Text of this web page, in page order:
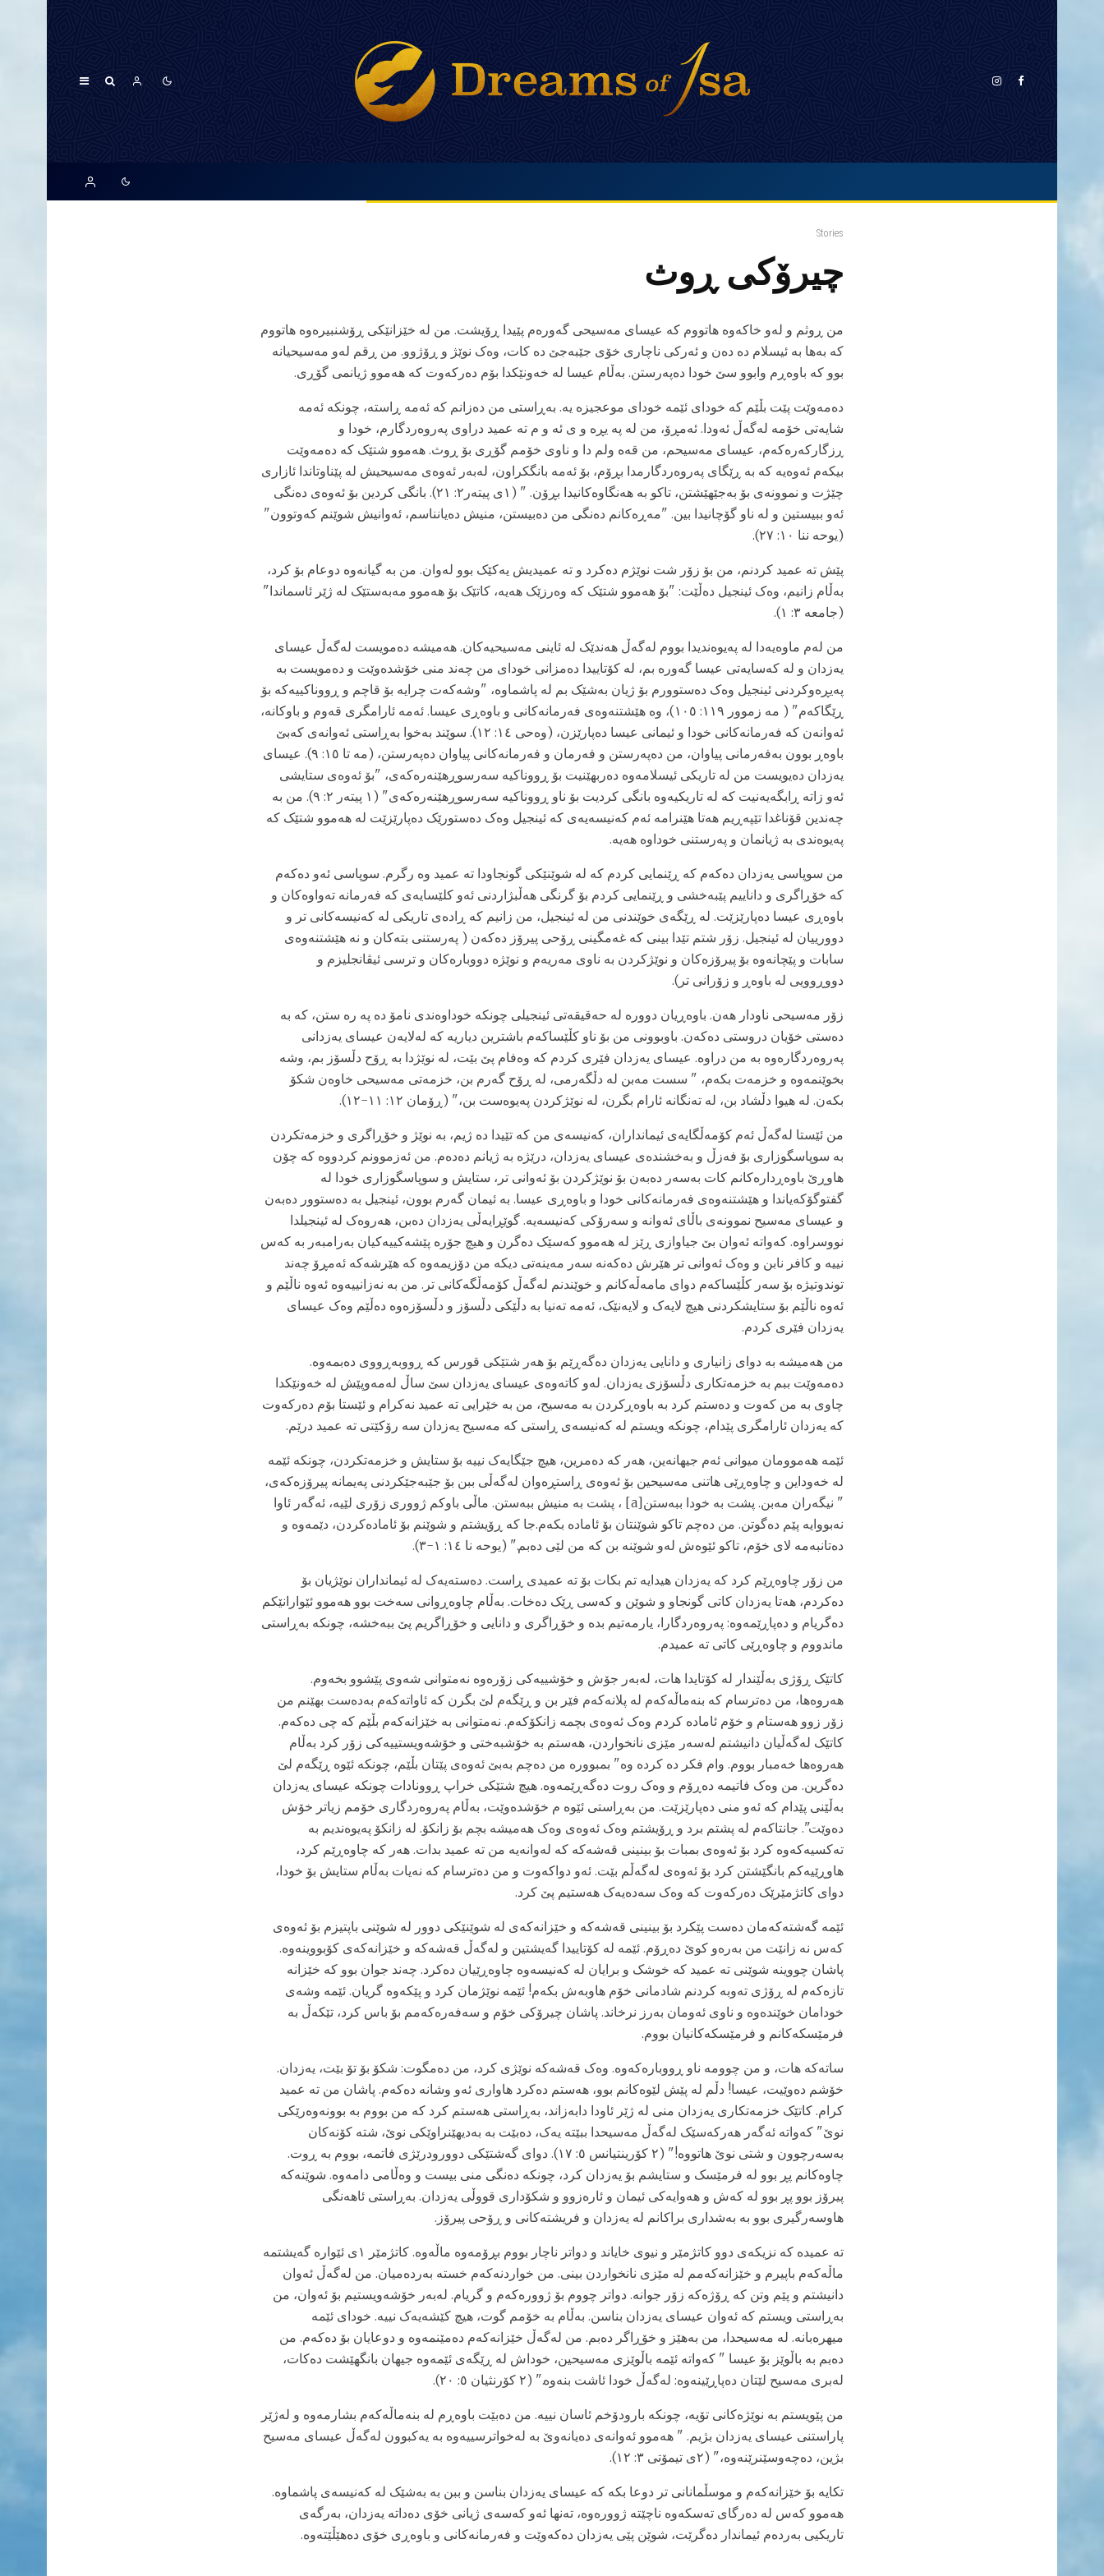
Stories
چیرۆکی ڕوث
من ڕوثم و لەو خاکەوە هاتووم کە عیسای مەسیحی گەورەم پێیدا ڕۆیشت. من لە خێزانێکی ڕۆشنبیرەوە هاتووم
کە بەها بە ئیسلام ده دەن و ئەرکی ناچاری خۆی جێبەجێ ده کات، وەک نوێژ و ڕۆژوو. من ڕقم لەو مەسیحیانە
بوو کە باوەڕم وابوو سێ خودا دەپەرستن. بەڵام عیسا لە خەونێکدا بۆم دەرکەوت کە هەموو ژیانمی گۆڕی.
دەمەوێت پێت بڵێم کە خودای ئێمە خودای موعجیزە یه. بەڕاستی من دەزانم کە ئەمە ڕاستە، چونکە ئەمە
شایەتی خۆمە لەگەڵ ئەودا. ئەمڕۆ، من لە په یڕه و ی ئه و م ته عمید دراوی پەروەردگارم، خودا و
ڕزگارکەرەکەم، عیسای مەسیحم، من قەە ولم دا و ناوی خۆمم گۆڕی بۆ ڕوث. هەموو شتێک کە دەمەوێت
بیکەم ئەوەیە کە به ڕێگای پەروەردگارمدا بڕۆم، بۆ ئەمە بانگکراون، لەبەر ئەوەی مەسیحیش لە پێناوتاندا ئازاری
چێژت و نموونەی بۆ بەجێهێشتن، تاکو بە هەنگاوەکانیدا بڕۆن. " (١ی پیتەر٢: ٢١). بانگی کردین بۆ ئەوەی دەنگی
ئەو ببیستین و لە ناو گۆچانیدا بین. "مەڕەکانم دەنگی من دەبیستن، منیش دەیانناسم، ئەوانیش شوێنم کەوتوون"
(یوحه ننا ١٠: ٢٧).
پێش ته عمید کردنم، من بۆ زۆر شت نوێژم دەکرد و ته عمیدیش یەکێک بوو لەوان. من بە گیانەوە دوعام بۆ کرد،
بەڵام زانیم، وەک ئینجیل دەڵێت: "بۆ هەموو شتێک کە وەرزێک هەیە، کاتێک بۆ هەموو مەبەستێک لە ژێر ئاسماندا"
(جامعه ٣: ١).
من لەم ماوەیەدا لە پەیوەندیدا بووم لەگەڵ هەندێک لە ئاینی مەسیحیەکان. هەمیشە دەمویست لەگەڵ عیسای
یەزدان و لە کەسایەتی عیسا گەورە بم، لە کۆتاییدا دەمزانی خودای من چەند منی خۆشدەوێت و دەمویست بە
پەیڕەوکردنی ئینجیل وەک دەستوورم بۆ ژیان بەشێک بم لە پاشماوە، "وشەکەت چرایە بۆ قاچم و ڕووناکییەکە بۆ
ڕێگاکەم" ( مه زموور ١١٩: ١٠٥)، وە هێشتنەوەی فەرمانەکانی و باوەڕی عیسا. ئەمە ئارامگری قەوم و باوکانە،
ئەوانەن کە فەرمانەکانی خودا و ئیمانی عیسا دەپارێزن، (وەحی ١٤: ١٢). سوێند بەخوا بەڕاستی ئەوانەی کەبێ
باوەڕ بوون بەفەرمانی پیاوان، من دەپەرستن و فەرمان و فەرمانەکانی پیاوان دەپەرستن، (مه تا ١٥: ٩). عیسای
یەزدان دەیویست من لە تاریکی ئیسلامەوە دەربهێنیت بۆ ڕووناکیە سەرسوڕهێنەرەکەی، "بۆ ئەوەی ستایشی
ئەو زاتە ڕابگەیەنیت کە لە تاریکیەوە بانگی کردیت بۆ ناو ڕووناکیە سەرسوڕهێنەرەکەی" (١ پیتەر ٢: ٩). من بە
چەندین قۆناغدا تێپەڕیم هەتا هێنرامە ئەم کەنیسەیەی کە ئینجیل وەک دەستورێک دەپارێزێت لە هەموو شتێک کە
پەیوەندی بە ژیانمان و پەرستنی خوداوە هەیە.
من سوپاسی یەزدان دەکەم کە ڕێنمایی کردم کە لە شوێنێکی گونجاودا ته عمید وه رگرم. سوپاسی ئەو دەکەم
کە خۆڕاگری و داناییم پێبەخشی و ڕێنمایی کردم بۆ گرنگی هەڵبژاردنی ئەو کلێسایەی کە فەرمانە تەواوەکان و
باوەڕی عیسا دەپارێزێت. لە ڕێگەی خوێندنی من لە ئینجیل، من زانیم کە ڕادەی تاریکی لە کەنیسەکانی تر و
دوورییان لە ئینجیل. زۆر شتم تێدا بینی کە غەمگینی ڕۆحی پیرۆز دەکەن ( پەرستنی بتەکان و نە هێشتنەوەی
سابات و پێچانەوە بۆ پیرۆزەکان و نوێژکردن بە ناوی مەریەم و نوێژە دووبارەکان و ترسی ئیڤانجلیزم و
دووڕوویی لە باوەڕ و زۆرانی تر).
زۆر مەسیحی ناودار هەن. باوەڕیان دوورە لە حەقیقەتی ئینجیلی چونکە خوداوەندی نامۆ ده په ره ستن، کە بە
دەستی خۆیان دروستی دەکەن. باوبوونی من بۆ ناو کڵێساکەم باشترین دیاریە کە لەلایەن عیسای یەزدانی
پەروەردگارەوە بە من دراوە. عیسای یەزدان فێری کردم کە وەفام پێ بێت، لە نوێژدا بە ڕۆح دڵسۆز بم، وشە
بخوێنمەوە و خزمەت بکەم، " سست مەبن لە دڵگەرمی، لە ڕۆح گەرم بن، خزمەتی مەسیحی خاوەن شکۆ
بکەن. لە هیوا دڵشاد بن، لە تەنگانە ئارام بگرن، لە نوێژکردن پەیوەست بن،" (ڕۆمان ١٢: ١١-١٢).
من ئێستا لەگەڵ ئەم کۆمەڵگایەی ئیمانداران، کەنیسەی من کە تێیدا ده ژیم، بە نوێژ و خۆڕاگری و خزمەتکردن
بە سوپاسگوزاری بۆ فەزڵ و بەخشندەی عیسای یەزدان، درێژە بە ژیانم دەدەم. من ئەزموونم کردووە کە چۆن
هاوڕێ باوەڕدارەکانم کات بەسەر دەبەن بۆ نوێژکردن بۆ ئەوانی تر، ستایش و سوپاسگوزاری خودا لە
گفتوگۆکەیاندا و هێشتنەوەی فەرمانەکانی خودا و باوەڕی عیسا. بە ئیمان گەرم بوون، ئینجیل بە دەستوور دەبەن
و عیسای مەسیح نموونەی باڵای ئەوانه و سەرۆکی کەنیسەیە. گوێڕایەڵی یەزدان دەبن، هەروەک لە ئینجیلدا
نووسراوە. کەواتە ئەوان بێ جیاوازی ڕێز لە هەموو کەسێک دەگرن و هیچ جۆرە پێشەکییەکیان بەرامبەر بە کەس
نییە و کافر نابن و وەک ئەوانی تر هێرش دەکەنە سەر مەینەتی دیکە من دۆزیمەوە کە هێرشەکە ئەمڕۆ چەند
توندوتیژە بۆ سەر کڵێساکەم دوای مامەڵەکانم و خوێندنم لەگەڵ کۆمەڵگەکانی تر. من بە نەزانییەوە ئەوە ناڵێم و
ئەوە ناڵێم بۆ ستایشکردنی هیچ لایەک و لایەنێک، ئەمە تەنیا بە دڵێکی دڵسۆز و دڵسۆزەوە دەڵێم وەک عیسای
یەزدان فێری کردم.
من هەمیشە بە دوای زانیاری و دانایی یەزدان دەگەڕێم بۆ هەر شتێکی قورس کە ڕووبەڕووی دەبمەوە.
دەمەوێت ببم بە خزمەتکاری دڵسۆزی یەزدان. لەو کاتەوەی عیسای یەزدان سێ ساڵ لەمەوپێش لە خەونێکدا
چاوی بە من کەوت و دەستم کرد بە باوەڕکردن بە مەسیح، من بە خێرایی ته عمید نەکرام و ئێستا بۆم دەرکەوت
کە یەزدان ئارامگری پێدام، چونکە ویستم لە کەنیسەی ڕاستی کە مەسیح یەزدان سه رۆکێتی ته عمید درێم.
ئێمە هەموومان میوانی ئەم جیهانەین، هەر کە دەمرین، هیچ جێگایەک نییە بۆ ستایش و خزمەتکردن، چونکە ئێمە
لە خەوداین و چاوەڕێی هاتنی مەسیحین بۆ ئەوەی ڕاستڕەوان لەگەڵی ببن بۆ جێبەجێکردنی پەیمانە پیرۆزەکەی،
" نیگەران مەبن. پشت بە خودا ببەستن[a] ، پشت بە منیش ببەستن. ماڵی باوکم ژووری زۆری لێیە، ئەگەر ئاوا
نەبووایە پێم دەگوتن. من دەچم تاکو شوێنتان بۆ ئامادە بکەم.جا کە ڕۆیشتم و شوێنم بۆ ئامادەکردن، دێمەوە و
دەتانبەمە لای خۆم، تاکو ئێوەش لەو شوێنە بن کە من لێی دەبم." (یوحه نا ١٤: ١-٣).
من زۆر چاوەڕێم کرد کە یەزدان هیدایه تم بکات بۆ ته عمیدی ڕاست. دەستەیەک لە ئیمانداران نوێژیان بۆ
دەکردم، هەتا یەزدان کاتی گونجاو و شوێن و کەسی ڕێک دەخات. بەڵام چاوەڕوانی سەخت بوو هەموو ئێوارانێکم
دەگریام و دەپاڕێمەوە: پەروەردگارا، یارمەتیم بدە و خۆڕاگری و دانایی و خۆڕاگریم پێ ببەخشە، چونکە بەڕاستی
ماندووم و چاوەڕێی کاتی ته عمیدم.
کاتێک ڕۆژی بەڵێندار لە کۆتایدا هات، لەبەر جۆش و خۆشییەکی زۆرەوە نەمتوانی شەوی پێشوو بخەوم.
هەروەها، من دەترسام کە بنەماڵەکەم لە پلانەکەم فێر بن و ڕێگەم لێ بگرن کە ئاواتەکەم بەدەست بهێنم من
زۆر زوو هەستام و خۆم ئامادە کردم وەک ئەوەی بچمە زانکۆکەم. نەمتوانی بە خێزانەکەم بڵێم کە چی دەکەم.
کاتێک لەگەڵیان دانیشتم لەسەر مێزی نانخواردن، هەستم بە خۆشبەختی و خۆشەویستییەکی زۆر کرد بەڵام
هەروەها خەمبار بووم. وام فکر ده کرده وه" بمبوورە من دەچم بەبێ ئەوەی پێتان بڵێم، چونکە ئێوه ڕێگەم لێ
دەگرین. من وەک فاتیمە دەڕۆم و وەک روت دەگەڕێمەوە. هیچ شتێکی خراپ ڕوونادات چونکە عیسای یەزدان
بەڵێنی پێدام کە ئەو منی دەپارێزێت. من بەڕاستی ئێوه م خۆشدەوێت، بەڵام پەروەردگاری خۆمم زیاتر خۆش
دەوێت". جانتاکەم لە پشتم برد و ڕۆیشتم وەک ئەوەی وەک هەمیشە بچم بۆ زانکۆ. لە زانکۆ پەیوەندیم بە
تەکسیەکەوە کرد بۆ ئەوەی بمبات بۆ بینینی قەشەکە کە لەوانەیە من ته عمید بدات. هەر کە چاوەڕێم کرد،
هاوڕێیەکم بانگێشتن کرد بۆ ئەوەی لەگەڵم بێت. ئەو دواکەوت و من دەترسام کە نەیات بەڵام ستایش بۆ خودا،
دوای کاتژمێرێک دەرکەوت کە وەک سەدەیەک هەستیم پێ کرد.
ئێمە گەشتەکەمان دەست پێکرد بۆ بینینی قەشەکە و خێزانەکەی لە شوێنێکی دوور لە شوێنی باپتیزم بۆ ئەوەی
کەس نه زانێت من بەرەو کوێ دەڕۆم. ئێمە لە کۆتاییدا گەیشتین و لەگەڵ قەشەکە و خێزانەکەی کۆبووینەوە.
پاشان چووینە شوێنی ته عمید کە خوشک و برایان لە کەنیسەوە چاوەڕێیان دەکرد. چەند جوان بوو کە خێزانە
تازەکەم لە ڕۆژی تەوبە کردنم شادمانی خۆم هاوبەش بکەم! ئێمە نوێژمان کرد و پێکەوە گریان. ئێمە وشەی
خودامان خوێندەوە و ناوی ئەومان بەرز نرخاند. پاشان چیرۆکی خۆم و سەفەرەکەمم بۆ باس کرد، تێکەڵ بە
فرمێسکەکانم و فرمێسکەکانیان بووم.
ساتەکە هات، و من چوومە ناو ڕووبارەکەوە. وەک قەشەکە نوێژی کرد، من دەمگوت: شکۆ بۆ تۆ بێت، یەزدان.
خۆشم دەوێیت، عیسا! دڵم لە پێش لێوەکانم بوو، هەستم دەکرد هاواری ئەو وشانە دەکەم. پاشان من ته عمید
کرام. کاتێک خزمەتکاری یەزدان منی لە ژێر ئاودا دابەزاند، بەڕاستی هەستم کرد کە من بووم بە بوونەوەرێکی
نوێ" کەواتە ئەگەر هەرکەسێک لەگەڵ مەسیحدا ببێتە یەک، دەبێت بە بەدیهێنراوێکی نوێ، شتە کۆنەکان
بەسەرچوون و شتی نوێ هاتووە!" (٢ کۆرینتیانس ٥: ١٧). دوای گەشتێکی دوورودرێژی فاتمە، بووم بە ڕوت.
چاوەکانم پڕ بوو لە فرمێسک و ستایشم بۆ یەزدان کرد، چونکە دەنگی منی بیست و وەڵامی دامەوە. شوێنەکە
پیرۆز بوو پڕ بوو لە کەش و هەوایەکی ئیمان و ئارەزوو و شکۆداری قووڵی یەزدان. بەڕاستی ئاهەنگی
هاوسەرگیری بوو بە بەشداری براکانم لە یەزدان و فریشتەکانی و ڕۆحی پیرۆز.
ته عمیده که نزیکەی دوو کاتژمێر و نیوی خایاند و دواتر ناچار بووم بڕۆمەوە ماڵەوە. کاتژمێر ١ی ئێوارە گەیشتمە
ماڵەکەم باپیرم و خێزانەکەمم لە مێزی نانخواردن بینی. من خواردنەکەم خستە بەردەمیان. من لەگەڵ ئەوان
دانیشتم و پێم وتن کە ڕۆژەکە زۆر جوانە. دواتر چووم بۆ ژوورەکەم و گریام. لەبەر خۆشەویستیم بۆ ئەوان، من
بەڕاستی ویستم کە ئەوان عیسای یەزدان بناسن. بەڵام بە خۆمم گوت، هیچ کێشەیەک نییە. خودای ئێمە
میهرەبانە. لە مەسیحدا، من بەهێز و خۆڕاگر دەبم. من لەگەڵ خێزانەکەم دەمێنمەوە و دوعایان بۆ دەکەم. من
دەبم بە باڵوێز بۆ عیسا " کەواتە ئێمە باڵوێزی مەسیحین، خوداش لە ڕێگەی ئێمەوە جیهان بانگهێشت دەکات،
لەبری مەسیح لێتان دەپاڕێینەوە: لەگەڵ خودا ئاشت بنەوە." (٢ کۆرنثیان ٥: ٢٠).
من پێویستم بە نوێژەکانی تۆیە، چونکە بارودۆخم ئاسان نییە. من دەبێت باوەڕم لە بنەماڵەکەم بشارمەوە و لەژێر
پاراستنی عیسای یەزدان بژیم. " هەموو ئەوانەی دەیانەوێ بە لەخواترسییەوە بە یەکبوون لەگەڵ عیسای مەسیح
بژین، دەچەوسێنرێنەوە،" (٢ی تیمۆتی ٣: ١٢).
تکایە بۆ خێزانەکەم و موسڵمانانی تر دوعا بکە کە عیسای یەزدان بناسن و ببن بە بەشێک لە کەنیسەی پاشماوە.
هەموو کەس لە دەرگای تەسکەوە ناچێتە ژوورەوە، تەنها ئەو کەسەی ژیانی خۆی دەداتە یەزدان، بەرگەی
تاریکیی بەردەم ئیماندار دەگرێت، شوێن پێی یەزدان دەکەوێت و فەرمانەکانی و باوەڕی خۆی دەهێڵێتەوە.